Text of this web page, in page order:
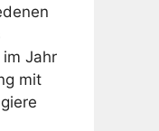
Jahr
mit